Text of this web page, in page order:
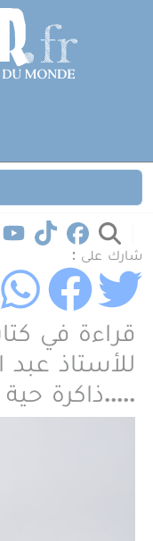
تجاوز إلى المحتوى الرئيسي
شارك على :
قراءة في
للأستاذ عبد
.....ذاكرة
لوحة إدارة ملفات تعريف